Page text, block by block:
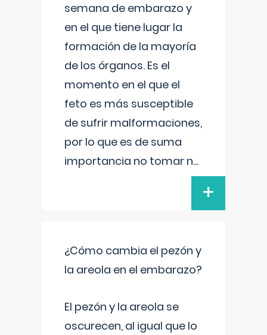
semana de embarazo y
en el que tiene lugar la
formación de la mayoría
de los órganos. Es el
momento en el que el
feto es más susceptible
de sufrir malformaciones,
por lo que es de suma
importancia no tomar n...
+
¿Cómo cambia el pezón y
la areola en el embarazo?
El pezón y la areola se
oscurecen, al igual que lo